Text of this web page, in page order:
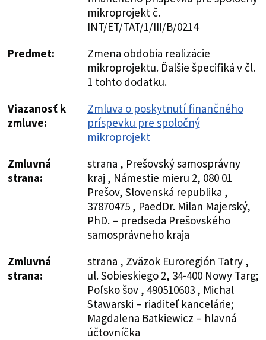
mikroprojekt č.
INT/ET/TAT/1/III/B/0214
Predmet:
Zmena obdobia realizácie
mikroprojektu. Ďalšie špecifiká v čl.
1 tohto dodatku.
Viazanosť k
zmluve:
Zmluva o poskytnutí finančného
príspevku pre spoločný
mikroprojekt
Zmluvná
strana:
strana , Prešovský samosprávny
kraj , Námestie mieru 2, 080 01
Prešov, Slovenská republika ,
37870475 , PaedDr. Milan Majerský,
PhD. – predseda Prešovského
samosprávneho kraja
Zmluvná
strana:
strana , Zväzok Euroregión Tatry ,
ul. Sobieskiego 2, 34-400 Nowy Targ;
Poľsko šov , 490510603 , Michal
Stawarski – riaditeľ kancelárie;
Magdalena Batkiewicz – hlavná
účtovníčka